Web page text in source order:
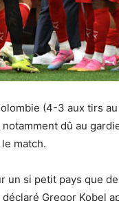
(4-3 aux tirs
dû au
match.
un si petit pays que
Gregor Kobel